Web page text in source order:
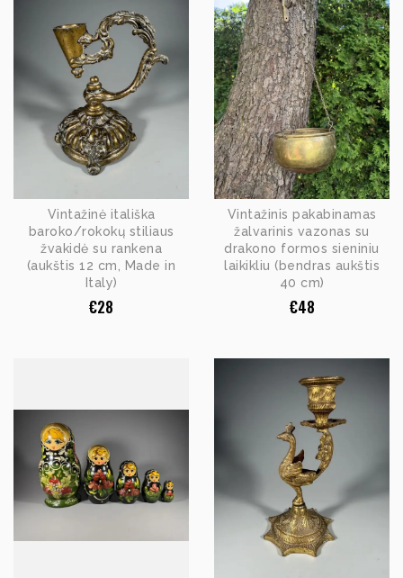
Vintažinė itališka
baroko/rokokų stiliaus
žvakidė su rankena
(aukštis 12 cm, Made in
Italy)
€28
Vintažinis pakabinamas
žalvarinis vazonas su
drakono formos sieniniu
laikikliu (bendras aukštis
40 cm)
€48